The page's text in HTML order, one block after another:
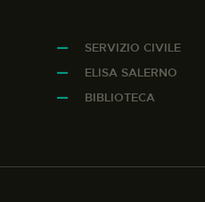
SERVIZIO CIVILE
ELISA SALERNO
BIBLIOTECA